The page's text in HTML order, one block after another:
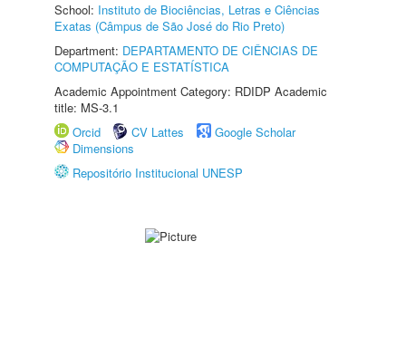
School: Instituto de Biociências, Letras e Ciências
Exatas (Câmpus de São José do Rio Preto)
Department: DEPARTAMENTO DE CIÊNCIAS DE
COMPUTAÇÃO E ESTATÍSTICA
Academic Appointment Category: RDIDP Academic
title: MS-3.1
Orcid
CV Lattes
Google Scholar
Dimensions
Repositório Institucional UNESP